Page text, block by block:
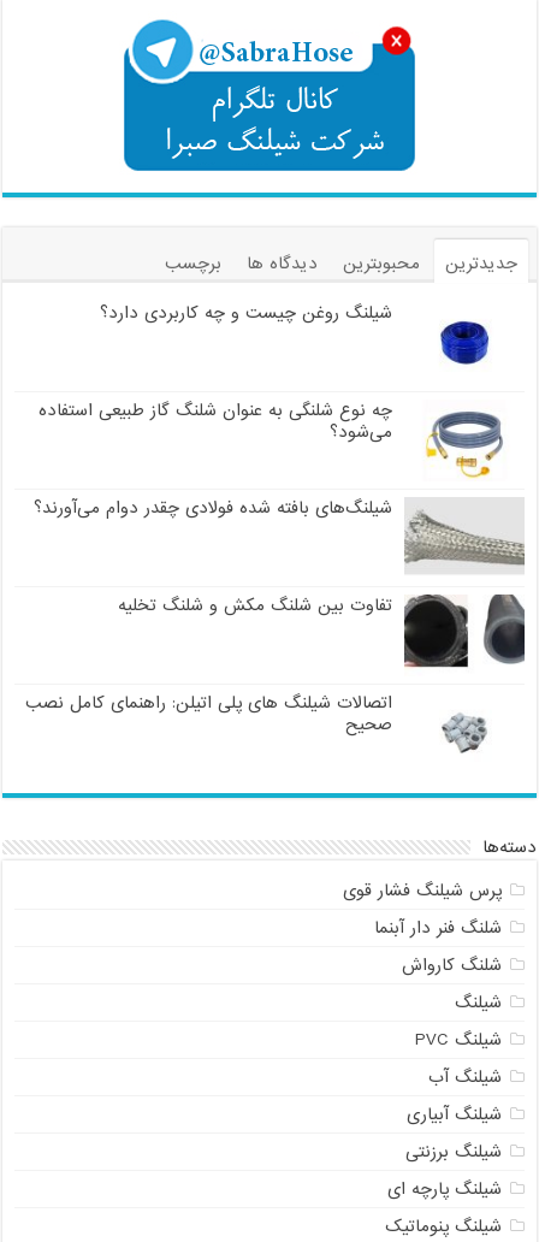
جدیدترین محبوبترین دیدگاه ها
برچسب
شیلنگ روغن چیست و چه کاربردی دارد؟
چه نوع شلنگی به عنوان شلنگ گاز طبیعی استفاده
می‌شود؟
شیلنگ‌های بافته شده فولادی چقدر دوام می‌آورند؟
تفاوت بین شلنگ مکش و شلنگ تخلیه
اتصالات شیلنگ های پلی اتیلن: راهنمای کامل نصب
صحیح
دسته‌ها
پرس شیلنگ فشار قوی
شلنگ فنر دار آبنما
شلنگ کارواش
شیلنگ
شیلنگ PVC
شیلنگ آب
شیلنگ آبیاری
شیلنگ برزنتی
شیلنگ پارچه ای
شیلنگ پنوماتیک